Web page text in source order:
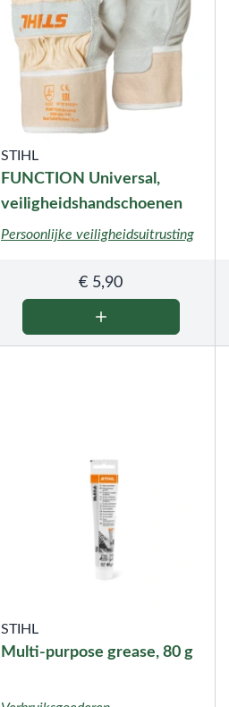
STIHL
FUNCTION Universal,
veiligheidshandschoenen
Persoonlijke veiligheidsuitrusting
€ 5,90
STIHL
Multi-purpose grease, 80 g